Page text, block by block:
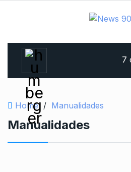
7
Home / Manualidades
Manualidades